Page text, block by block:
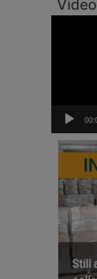
Still